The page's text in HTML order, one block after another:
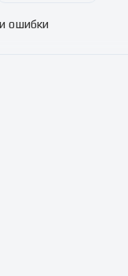
ошибки